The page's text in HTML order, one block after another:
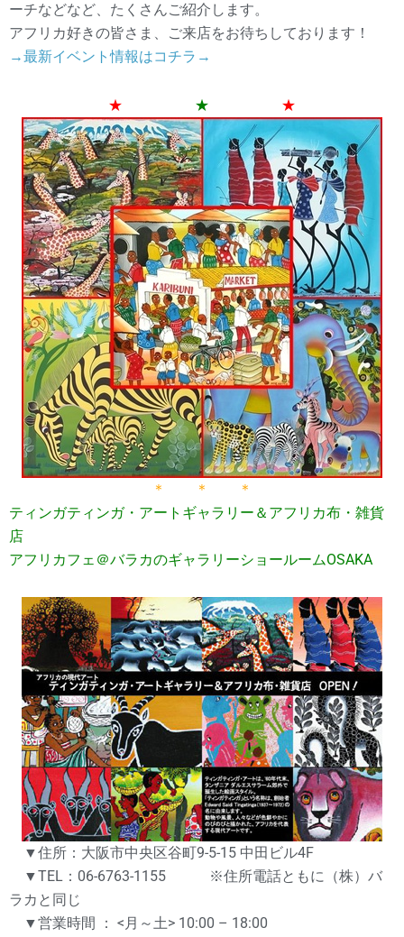
ーチなどなど、たくさんご紹介します。
アフリカ好きの皆さま、ご来店をお待ちしております！
→最新イベント情報はコチラ→
★ ★ ★
＊ ＊ ＊
ティンガティンガ・アートギャラリー＆アフリカ布・雑貨
店
アフリカフェ＠バラカのギャラリーショールームOSAKA
▼住所：大阪市中央区谷町9-5-15 中田ビル4F
▼TEL：06-6763-1155 ※住所電話ともに（株）バ
ラカと同じ
▼営業時間 ： <月～土> 10:00 – 18:00